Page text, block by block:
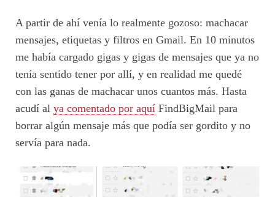
A partir de ahí venía lo realmente gozoso: machacar
mensajes, etiquetas y filtros en Gmail. En 10 minutos
me había cargado gigas y gigas de mensajes que ya no
tenía sentido tener por allí, y en realidad me quedé
con las ganas de machacar unos cuantos más. Hasta
acudí al ya comentado por aquí FindBigMail para
borrar algún mensaje más que podía ser gordito y no
servía para nada.